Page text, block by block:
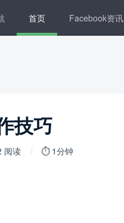
首页 Facebook资讯
技巧
阅读 ⏱ 1分钟